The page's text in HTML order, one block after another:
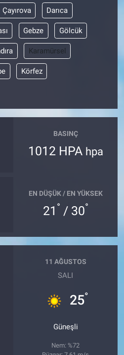
Çayırova Darıca
Gebze Gölcük
Karamürsel
Körfez
BASINÇ
1012 HPA hpa
EN DÜŞÜK / EN YÜKSEK
21 ° / 30°
11 AĞUSTOS
SALI
25°
Güneşli
Nem: %72